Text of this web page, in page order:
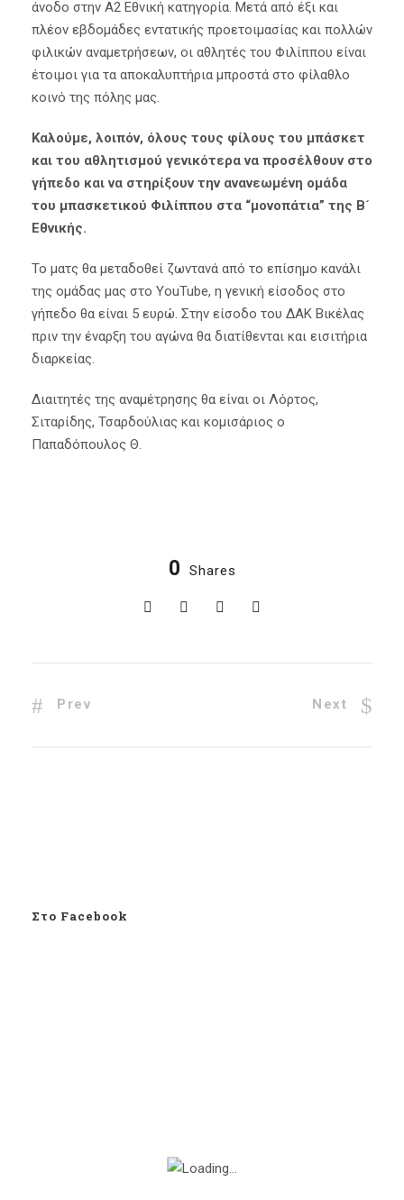
άνοδο στην Α2 Εθνική κατηγορία. Μετά από έξι και
πλέον εβδομάδες εντατικής προετοιμασίας και πολλών
φιλικών αναμετρήσεων, οι αθλητές του Φιλίππου είναι
έτοιμοι για τα αποκαλυπτήρια μπροστά στο φίλαθλο
κοινό της πόλης μας.
Καλούμε, λοιπόν, όλους τους φίλους του μπάσκετ
και του αθλητισμού γενικότερα να προσέλθουν στο
γήπεδο και να στηρίξουν την ανανεωμένη ομάδα
του μπασκετικού Φιλίππου στα “μονοπάτια” της Β´
Εθνικής.
Το ματς θα μεταδοθεί ζωντανά από το επίσημο κανάλι
της ομάδας μας στο YouTube, η γενική είσοδος στο
γήπεδο θα είναι 5 ευρώ. Στην είσοδο του ΔΑΚ Βικέλας
πριν την έναρξη του αγώνα θα διατίθενται και εισιτήρια
διαρκείας.
Διαιτητές της αναμέτρησης θα είναι οι Λόρτος,
Σιταρίδης, Τσαρδούλιας και κομισάριος ο
Παπαδόπουλος Θ.
0 Shares
Prev Next
Στο Facebook